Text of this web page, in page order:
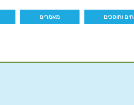
וחוסכים מאמרים